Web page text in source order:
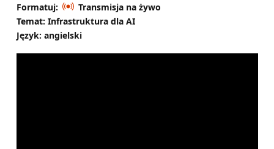
Formatuj:
Transmisja na żywo
Temat: Infrastruktura dla AI
Język: angielski